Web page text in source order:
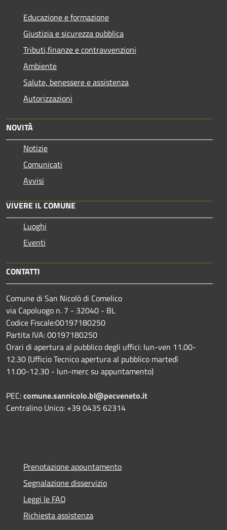
Educazione e formazione
Giustizia e sicurezza pubblica
Tributi,finanze e contravvenzioni
Ambiente
Salute, benessere e assistenza
Autorizzazioni
NOVITÀ
Notizie
Comunicati
Avvisi
VIVERE IL COMUNE
Luoghi
Eventi
CONTATTI
Comune di San Nicolò di Comelico
via Capoluogo n. 7 - 32040 - BL
Codice Fiscale:00197180250
Partita IVA: 00197180250
Orari di apertura al pubblico degli uffici: lun-ven 11.00-
12.30 (Ufficio Tecnico apertura al pubblico martedì
11.00-12.30 - lun-merc su appuntamento)
PEC:comune.sannicolo.bl@pecveneto.it
Centralino Unico: +39 0435 62314
Prenotazione appuntamento
Segnalazione disservizio
Leggi le FAQ
Richiesta assistenza